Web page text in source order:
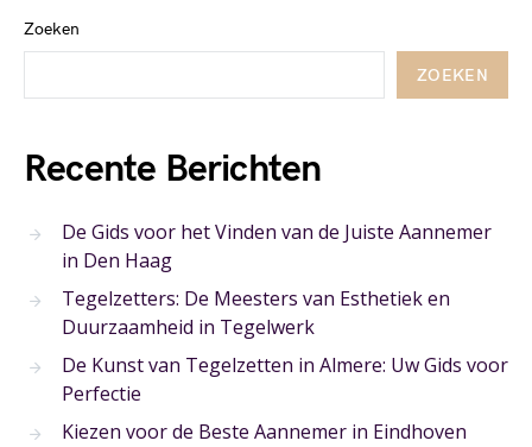
Zoeken
ZOEKEN
Recente Berichten
De Gids voor het Vinden van de Juiste Aannemer
in Den Haag
Tegelzetters: De Meesters van Esthetiek en
Duurzaamheid in Tegelwerk
De Kunst van Tegelzetten in Almere: Uw Gids voor
Perfectie
Kiezen voor de Beste Aannemer in Eindhoven